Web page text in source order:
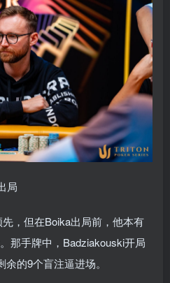
局
，但在Boika出局前，他本有
那手牌中，Badziakouski开局
的9个盲注逼进场。